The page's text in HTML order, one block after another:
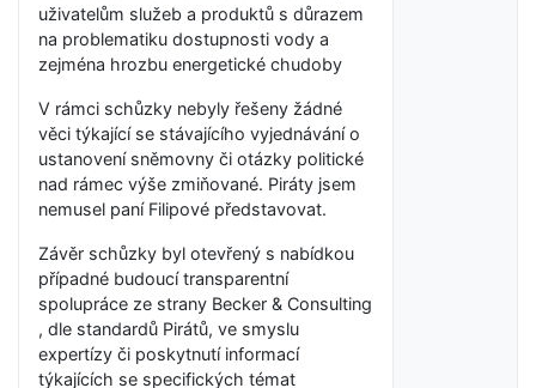
uživatelům služeb a produktů s důrazem
na problematiku dostupnosti vody a
zejména hrozbu energetické chudoby
V rámci schůzky nebyly řešeny žádné
věci týkající se stávajícího vyjednávání o
ustanovení sněmovny či otázky politické
nad rámec výše zmiňované. Piráty jsem
nemusel paní Filipové představovat.
Závěr schůzky byl otevřený s nabídkou
případné budoucí transparentní
spolupráce ze strany Becker & Consulting
, dle standardů Pirátů, ve smyslu
expertízy či poskytnutí informací
týkajících se specifických témat